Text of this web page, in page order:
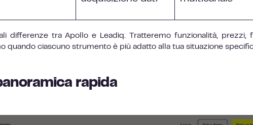
differenze tra Apollo e Leadiq. Tratteremo funzionalità, prezzi,
quando ciascuno strumento è più adatto alla tua situazione
rapida